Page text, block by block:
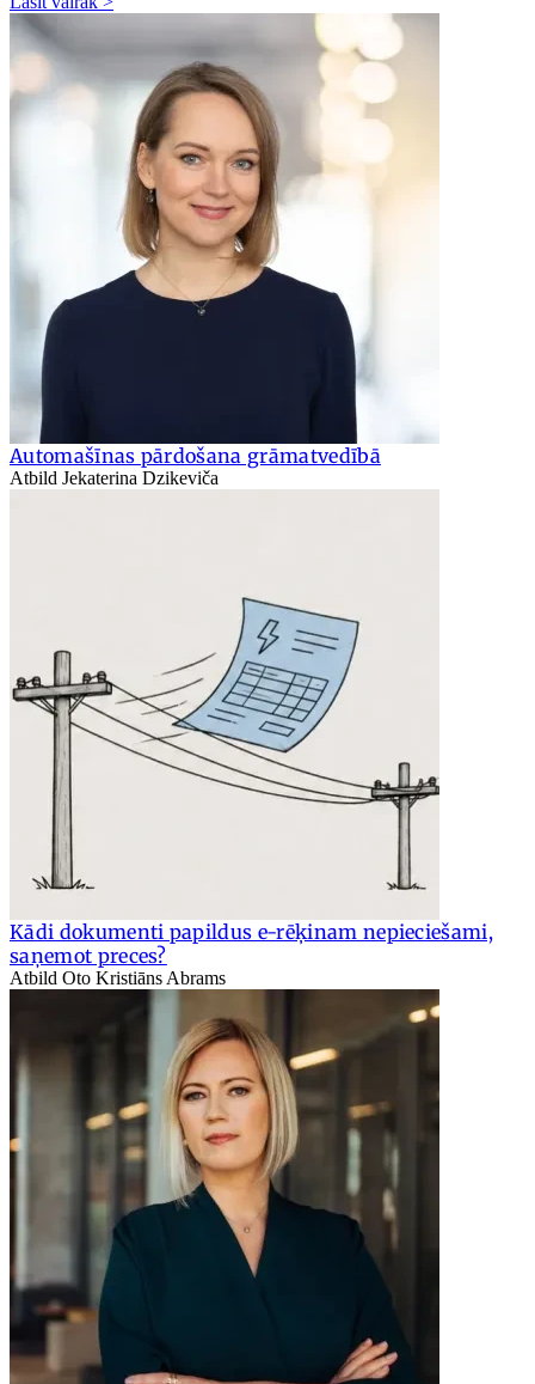
Automašīnas pārdošana grāmatvedībā
Atbild Jekaterina Dzikeviča
Kādi dokumenti papildus e-rēķinam nepieciešami,
saņemot preces?
Atbild Oto Kristiāns Abrams